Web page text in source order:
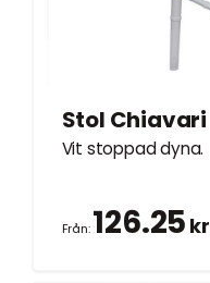
Stol Chiavari
Vit stoppad dyna.
Från:126.25 kr